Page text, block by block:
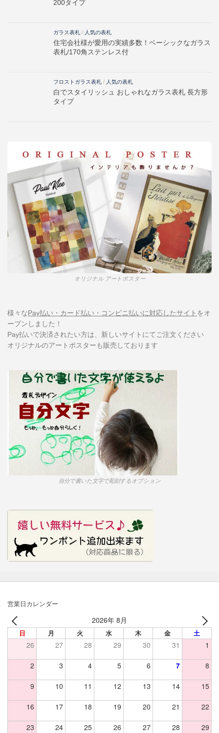
200タイプ
ガラス表札 / 人気の表札
住宅会社様が愛用の実績多数！ベーシックなガラス
表札/170角ステンレス付
フロストガラス表札 / 人気の表札
白でスタイリッシュ おしゃれなガラス表札 長方形
タイプ
オリジナル アートポスター
様々なPay払い・カード払い・コンビニ払いに対応したサイト をオ
ープンしました！
Pay払いで決済されたい方は、新しいサイトにてご注文ください
オリジナルのアートポスターも販売しております
自分で書いた文字で彫刻するオプション
営業日カレンダー
2026年 8月
日 月 火 水 木 金 土
26 27 28 29 30 31 1
2 3 4 5 6 7 8
9 10 11 12 13 14 15
16 17 18 19 20 21 22
23 24 25 26 27 28 29